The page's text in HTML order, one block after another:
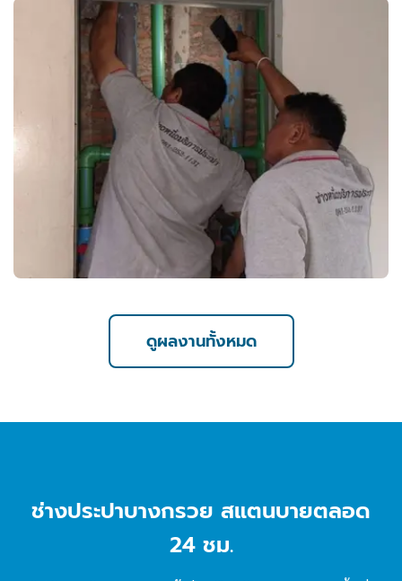
ดูผลงานทั้งหมด
ช่างประปาบางกรวย สแตนบายตลอด
24 ชม.